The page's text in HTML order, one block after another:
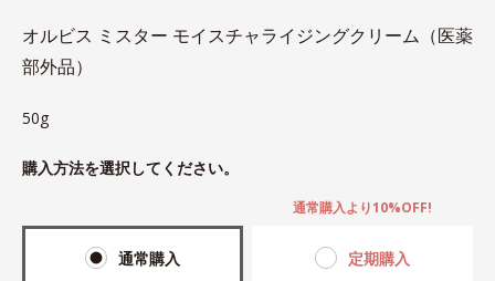
オルビス ミスター モイスチャライジングクリーム（医薬
部外品）
50g
購入方法を選択してください。
通常購入 定期購入
通常購入より10%OFF!